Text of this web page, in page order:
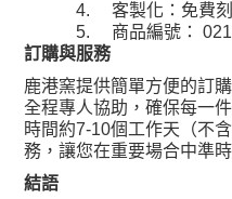
4.
客製化：免費
5.
商品編號：
訂購與服務
鹿港窯提供簡單方便的訂
全程專人協助，確保每一
時間約7-10個工作天（不
務，讓您在重要場合中準
結語